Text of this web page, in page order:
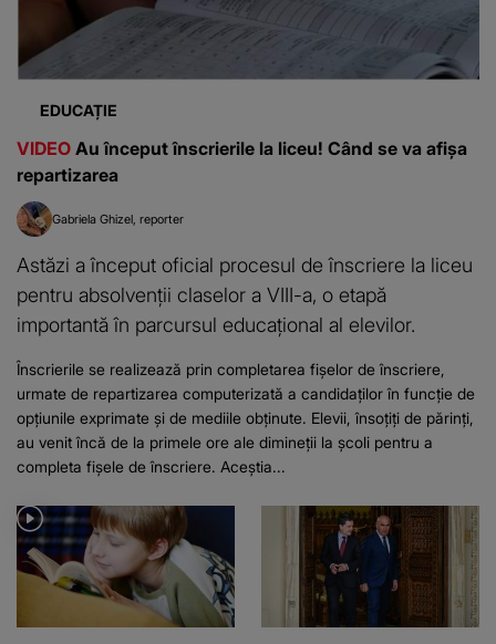
EDUCAȚIE
VIDEO Au început înscrierile la liceu! Când se va afișa
repartizarea
Gabriela Ghizel reporter
Astăzi a început oficial procesul de înscriere la liceu
pentru absolvenții claselor a VIII-a, o etapă
importantă în parcursul educațional al elevilor.
Înscrierile se realizează prin completarea fișelor de înscriere,
urmate de repartizarea computerizată a candidaților în funcție de
opțiunile exprimate și de mediile obținute. Elevii, însoțiți de părinți,
au venit încă de la primele ore ale dimineții la școli pentru a
completa fișele de înscriere. Aceștia...